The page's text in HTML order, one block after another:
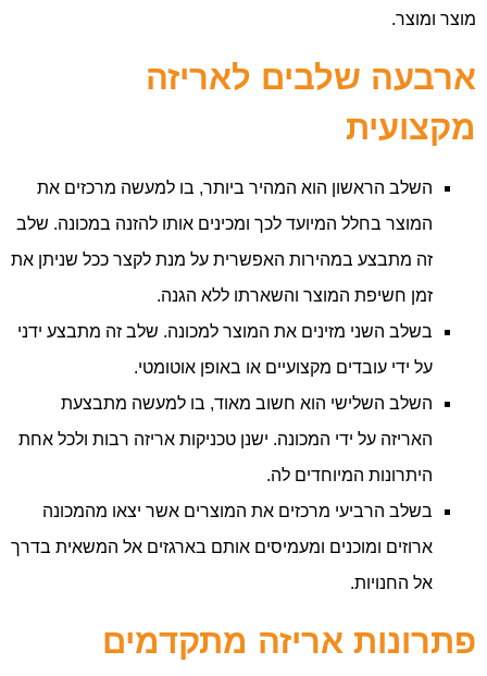
מוצר ומוצר.
ארבעה שלבים לאריזה
מקצועית
השלב הראשון הוא המהיר ביותר, בו למעשה מרכזים את
המוצר בחלל המיועד לכך ומכינים אותו להזנה במכונה. שלב
זה מתבצע במהירות האפשרית על מנת לקצר ככל שניתן את
זמן חשיפת המוצר והשארתו ללא הגנה.
בשלב השני מזינים את המוצר למכונה. שלב זה מתבצע ידני
על ידי עובדים מקצועיים או באופן אוטומטי.
השלב השלישי הוא חשוב מאוד, בו למעשה מתבצעת
האריזה על ידי המכונה. ישנן טכניקות אריזה רבות ולכל אחת
היתרונות המיוחדים לה.
בשלב הרביעי מרכזים את המוצרים אשר יצאו מהמכונה
ארוזים ומוכנים ומעמיסים אותם בארגזים אל המשאית בדרך
אל החנויות.
פתרונות אריזה מתקדמים